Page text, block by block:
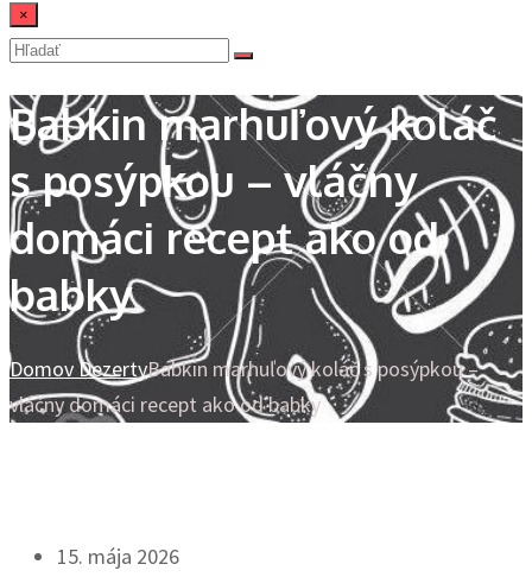
×
Babkin marhuľový koláč
s posýpkou – vláčny
domáci recept ako od
babky
DomovDezertyBabkin marhuľový koláč s posýpkou –
vláčny domáci recept ako od babky
15. mája 2026